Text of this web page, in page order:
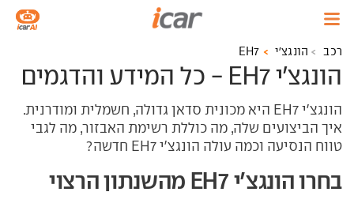
רכב הונגצ'י EH7
הונגצ'י EH7 - כל המידע והדגמים
הונגצ'י EH7 היא מכונית סדאן גדולה, חשמלית ומודרנית.
איך הביצועים שלה, מה כוללת רשימת האבזור, מה לגבי
טווח הנסיעה וכמה עולה הונגצ'י EH7 חדשה?
בחרו הונגצ'י EH7 מהשנתון הרצוי